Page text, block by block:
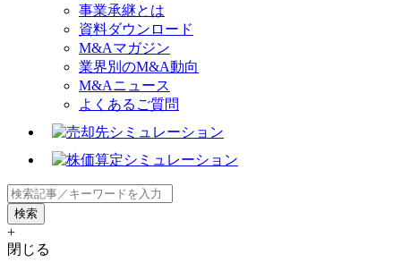
事業承継とは
資料ダウンロード
M&Aマガジン
業界別のM&A動向
M&Aニュース
よくあるご質問
+
閉じる